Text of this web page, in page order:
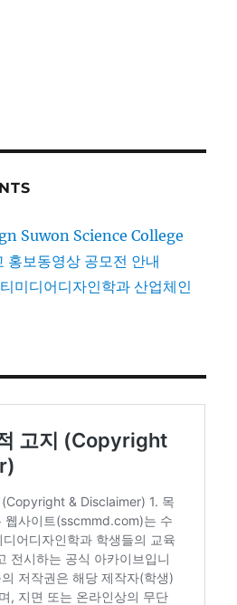
Suwon Science College
홍보동영상 공모전 안내
미디어디자인학과 산업체인